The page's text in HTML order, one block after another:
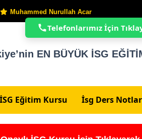
Muhammed Nurullah Acar
EN BÜYÜK İSG
İSG Eğitim Kursu İsg Ders
Telefonlarımız İçin